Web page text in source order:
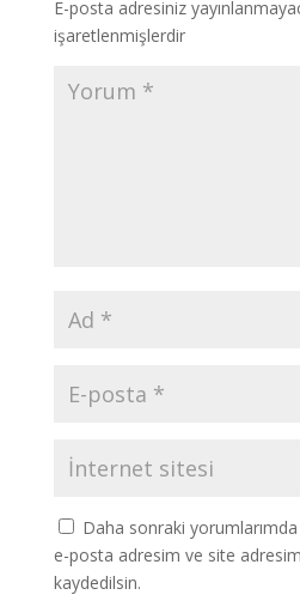
E-posta adresiniz
işaretlenmişlerdir
Daha sonraki yorumlarımda
e-posta adresim ve site adresim
kaydedilsin.